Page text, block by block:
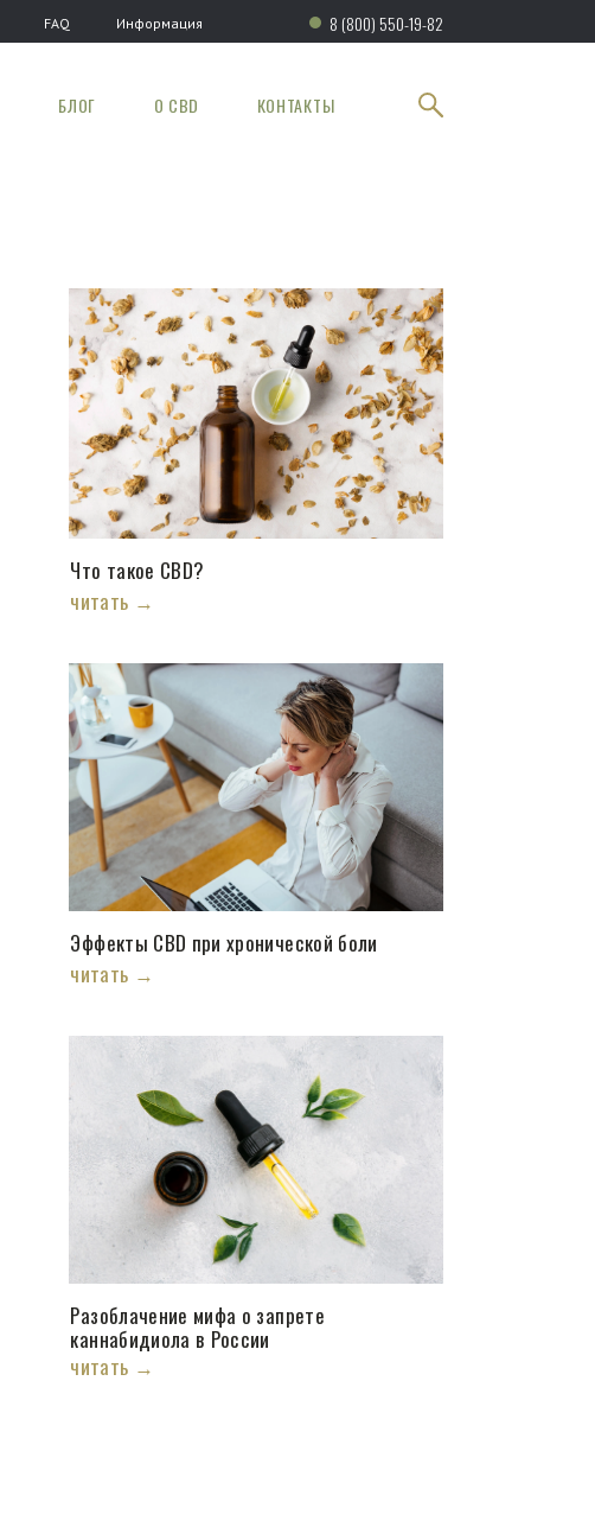
FAQ Информация 8 (800) 550-19-82
БЛОГ О CBD КОНТАКТЫ
Что такое CBD?
читать →
Эффекты CBD при хронической боли
читать →
Разоблачение мифа о запрете
каннабидиола в России
читать →